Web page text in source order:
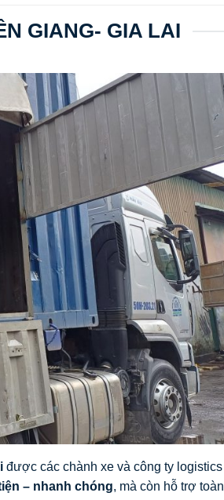
GIANG- GIA LAI
được các chành xe và công ty logistics
– nhanh chóng, mà còn hỗ trợ toàn